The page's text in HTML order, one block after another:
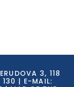
3, 118
130 | E-MAIL: